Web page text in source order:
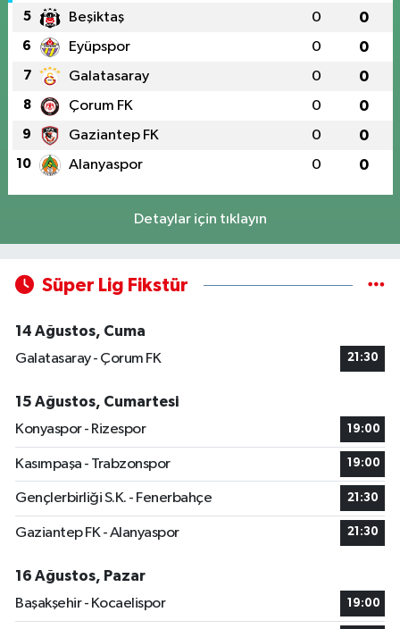
5 Beşiktaş 0 0
6 Eyüpspor 0 0
7 Galatasaray 0 0
8 Çorum FK 0 0
9 Gaziantep FK 0 0
10 Alanyaspor 0 0
Detaylar için tıklayın
Süper Lig Fikstür
14 Ağustos, Cuma
Galatasaray - Çorum FK
21:30
15 Ağustos, Cumartesi
Konyaspor - Rizespor
19:00
Kasımpaşa - Trabzonspor 19:00
Gençlerbirliği S.K. - Fenerbahçe 21:30
Gaziantep FK - Alanyaspor 21:30
16 Ağustos, Pazar
Başakşehir - Kocaelispor
19:00